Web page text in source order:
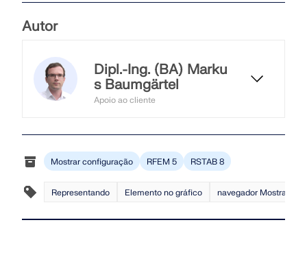
Autor
Dipl.-Ing. (BA) Marku
s Baumgärtel
Apoio ao cliente
clientes da Dlubal Software.
Mostrar configuração RFEM 5 RSTAB 8
Representando Elemento no gráfico navegador Mostrar